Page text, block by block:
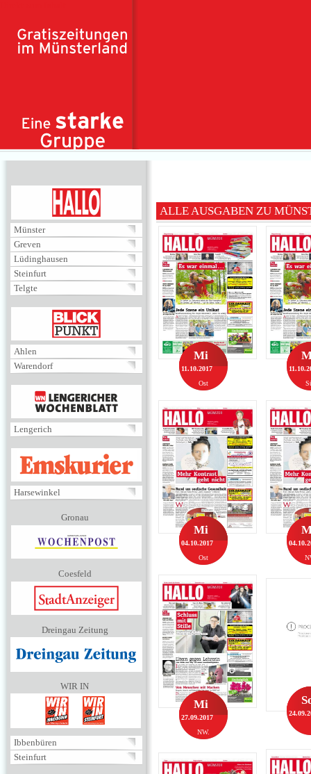
Münster
Greven
Lüdinghausen
Steinfurt
Telgte
BLICKPUNKT
Ahlen
Warendorf
MENÜ
Lengerich
EMSKURIER
Harsewinkel
Gronau
Coesfeld
Dreingau Zeitung
WIR IN
Ibbenbüren
Steinfurt
ALLE AUSGABEN ZU
Ost
Mi
11.10.2017
Ost
Mi
04.10.2017
NW.
Mi
27.09.2017